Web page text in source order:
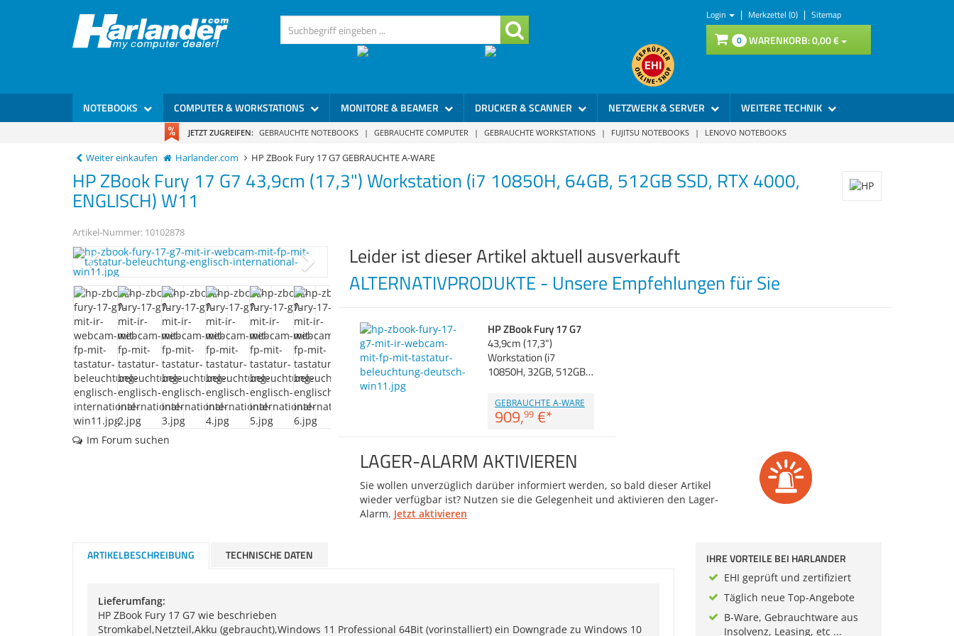
Login | Merkzettel (0) | Sitemap
0 WARENKORB:0,00€
NOTEBOOKS COMPUTER & WORKSTATIONS MONITORE & BEAMER DRUCKER & SCANNER NETZWERK & SERVER WEITERE TECHNIK
JETZT ZUGREIFEN: GEBRAUCHTE NOTEBOOKS | GEBRAUCHTE COMPUTER | GEBRAUCHTE WORKSTATIONS | FUJITSU NOTEBOOKS | LENOVO NOTEBOOKS
Weiter einkaufen Harlander.com HP ZBook Fury 17 G7 GEBRAUCHTE A-WARE
HPZBook Fury 17 G7 43,9cm (17,3") Workstation (i7 10850H, 64GB, 512GB SSD, RTX 4000,
ENGLISCH) W11
Artikel-Nummer: 10102878
Im Forum suchen
Leider ist dieser Artikel aktuell ausverkauft
ALTERNATIVPRODUKTE - Unsere Empfehlungen für Sie
HP ZBook Fury 17 G7
43,9cm (17,3")
Workstation (i7
10850H, 32GB, 512GB…
GEBRAUCHTE A-WARE
909,99 €*
LAGER-ALARM AKTIVIEREN
Sie wollen unverzüglich darüber informiert werden, so bald dieser Artikel
wieder verfügbar ist? Nutzen sie die Gelegenheit und aktivieren den Lager-
Alarm. Jetzt aktivieren
ARTIKELBESCHREIBUNG TECHNISCHE DATEN
Lieferumfang:
HP ZBook Fury 17 G7 wie beschrieben
Stromkabel,Netzteil,Akku (gebraucht),Windows 11 Professional 64Bit (vorinstalliert) ein Downgrade zu Windows 10
IHRE VORTEILE BEI HARLANDER
EHI geprüft und zertifiziert
Täglich neue Top-Angebote
B-Ware, Gebrauchtware aus
Insolvenz, Leasing, etc ...